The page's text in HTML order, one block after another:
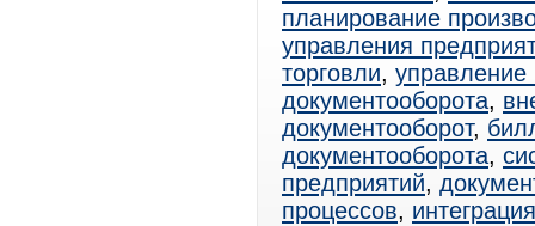
планирование
управления
торговли, управление
документооборота,
документооборот,
документооборота,
предприятий,
процессов, интеграция